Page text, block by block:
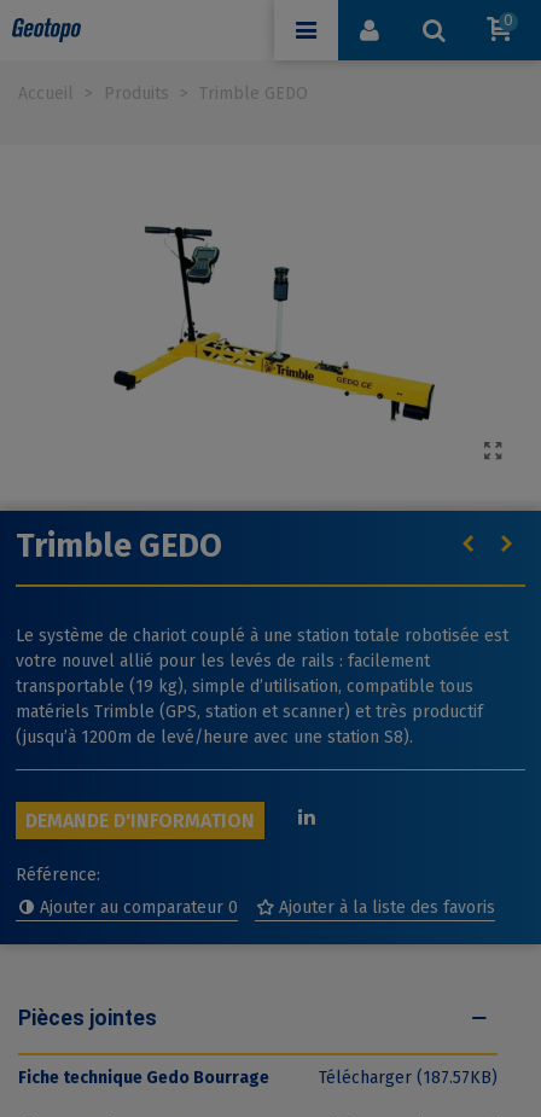
0
Accueil > Produits > Trimble GEDO
Trimble GEDO
Le système de chariot couplé à une station totale robotisée est
votre nouvel allié pour les levés de rails : facilement
transportable (19 kg), simple d’utilisation, compatible tous
matériels Trimble (GPS, station et scanner) et très productif
(jusqu’à 1200m de levé/heure avec une station S8).
DEMANDE D'INFORMATION
Référence:
Ajouter au comparateur 0 Ajouter à la liste des favoris
Pièces jointes
Fiche technique Gedo Bourrage Télécharger (187.57KB)